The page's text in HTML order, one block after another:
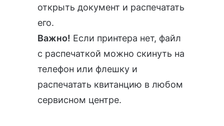
открыть документ и распечатать
его.
Важно! Если принтера нет, файл
с распечаткой можно скинуть на
телефон или флешку и
распечатать квитанцию в любом
сервисном центре.